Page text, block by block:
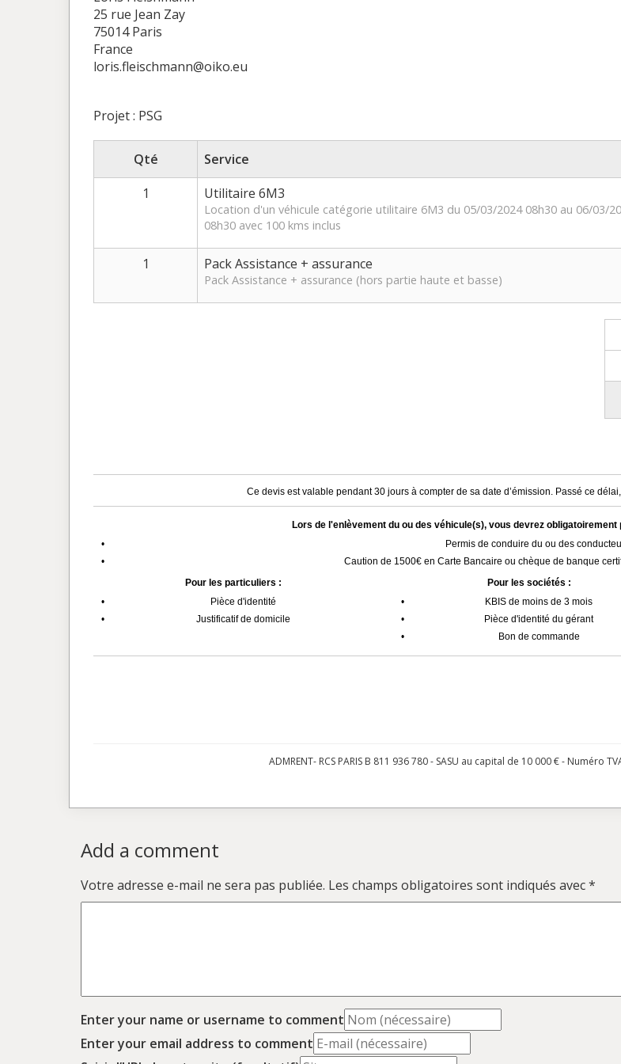
25 rue Jean Zay
75014 Paris
France
loris.fleischmann@oiko.eu
Projet : PSG
Qté Service
1
Utilitaire 6M3
Location d'un véhicule catégorie utilitaire 6M3 du 05/03/2024 08h30 au 06/03/
08h30 avec 100 kms inclus
1 Pack Assistance + assurance
Pack Assistance + assurance (hors partie haute et basse)
Ce devis est valable pendant 30 jours à compter de sa date d’émission. Passé ce
Lors de l'enlèvement du ou des véhicule(s), vous devrez
•
Permis de conduire du ou des
•
Caution de 1500€ en Carte Bancaire ou chèque de banque
Pour les particuliers :
•
Pièce d'identité
•
Justificatif de domicile
Pour les sociétés :
•
KBIS de moins de 3 mois
•
Pièce d'identité du gérant
•
Bon de commande
ADMRENT- RCS PARIS B 811 936 780 - SASU au capital de 10 000 € - Numéro
Add a comment
Votre adresse e-mail ne sera pas publiée. Les champs obligatoires sont indiqués avec*
Enter your name or username to comment
Enter your email address to comment